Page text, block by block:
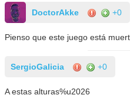
DoctorAkke +0
Pienso que este juego está
SergioGalicia +0
A estas alturas%u2026